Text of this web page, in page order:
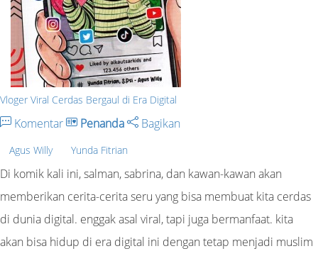
Vloger Viral Cerdas Bergaul di Era Digital
Komentar Penanda Bagikan
Agus Willy Yunda Fitrian
Di komik kali ini, salman, sabrina, dan kawan-kawan akan
memberikan cerita-cerita seru yang bisa membuat kita cerdas
di dunia digital. enggak asal viral, tapi juga bermanfaat. kita
akan bisa hidup di era digital ini dengan tetap menjadi muslim